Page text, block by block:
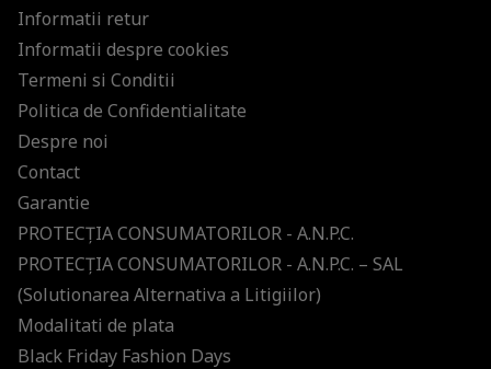
Informatii retur
Informatii despre cookies
Termeni si Conditii
Politica de Confidentialitate
Despre noi
Contact
Garantie
PROTECŢIA CONSUMATORILOR - A.N.P.C.
PROTECŢIA CONSUMATORILOR - A.N.P.C. – SAL
(Solutionarea Alternativa a Litigiilor)
Modalitati de plata
Black Friday Fashion Days